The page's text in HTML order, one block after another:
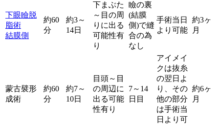
下眼瞼脱
脂術
結膜側
約60
分
約3～
14日
下まぶた
～目の周
りに出る
可能性有
り
瞼の裏
(結膜
側)で縫
合の為
なし
手術当日
より可能
約3ヶ
月
蒙古襞形
成術
約60
分
約7～
10日
目頭～目
の周辺に
出る可能
性有り
7～14
日目
アイメイ
クは抜糸
の翌日よ
り、その
他の部分
は手術当
日より可
約6ヶ
月